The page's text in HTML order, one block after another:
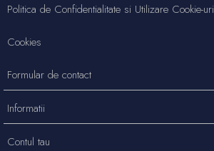
Politica de Confidentialitate si Utilizare Cookie-uri
Cookies
Formular de contact
Informatii
Contul tau